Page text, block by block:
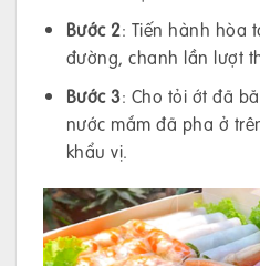
Bước 2: Tiến hành hòa
đường, chanh lần lượt
Bước 3: Cho tỏi ớt đã
nước mắm đã pha ở
khẩu vị.